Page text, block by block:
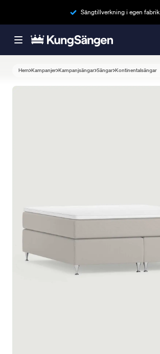
Sängtillverkning i egen fabrik
Hem Kampanjer Kampanjsängar Sängar Kontinentalsängar